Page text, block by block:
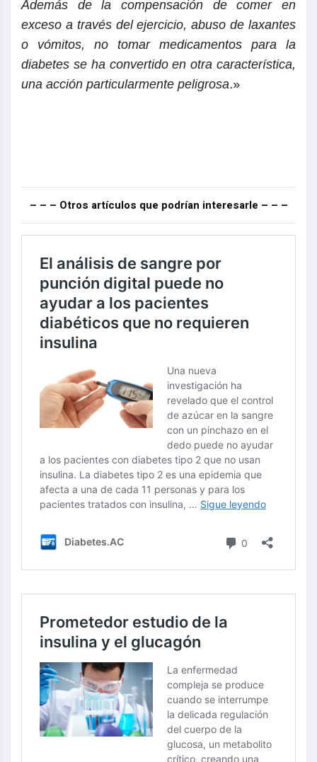
Además de la compensación de comer en
exceso a través del ejercicio, abuso de laxantes
o vómitos, no tomar medicamentos para la
diabetes se ha convertido en otra característica,
una acción particularmente peligrosa.»
– – – Otros artículos que podrían interesarle – – –